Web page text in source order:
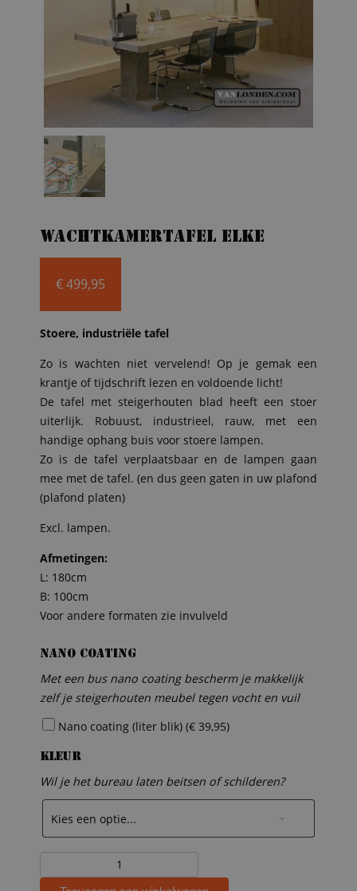
Wachtkamertafel Elke
€499,95
Stoere, industriële tafel
Zo is wachten niet vervelend! Op je gemak een
krantje of tijdschrift lezen en voldoende licht!
De tafel met steigerhouten blad heeft een stoer
uiterlijk. Robuust, industrieel, rauw, met een
handige ophang buis voor stoere lampen.
Zo is de tafel verplaatsbaar en de lampen gaan
mee met de tafel. (en dus geen gaten in uw plafond
(plafond platen)
Excl. lampen.
Afmetingen:
L: 180cm
B: 100cm
Voor andere formaten zie invulveld
Nano coating
Met een bus nano coating bescherm je makkelijk
zelf je steigerhouten meubel tegen vocht en vuil
Nano coating (liter blik) (€ 39,95)
Kleur
Wil je het bureau laten beitsen of schilderen?
Wachtkamertafel
Elke